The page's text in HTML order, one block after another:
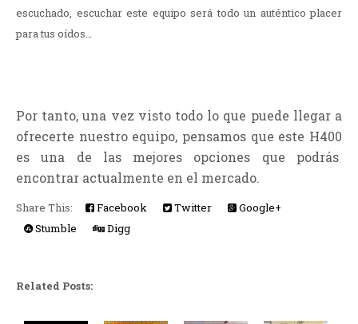
escuchado, escuchar este equipo será todo un auténtico placer
para tus oídos…
Por tanto, una vez visto todo lo que puede llegar a
ofrecerte nuestro equipo, pensamos que este H400
es una de las mejores opciones que podrás
encontrar actualmente en el mercado.
Share This: Facebook Twitter
Google+
Stumble
Digg
Related Posts: